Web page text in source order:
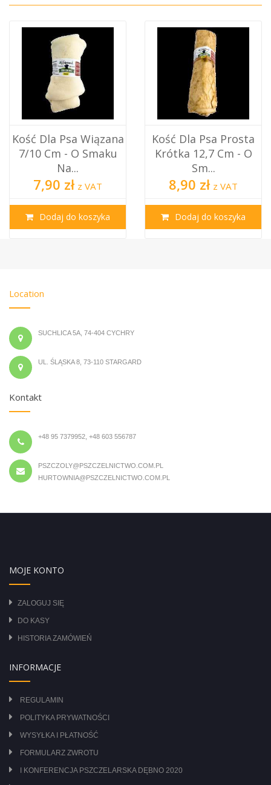
Kość Dla Psa Wiązana
7/10 Cm - O Smaku
Na...
7,90 zł z VAT
Dodaj do koszyka
Kość Dla Psa Prosta
Krótka 12,7 Cm - O
Sm...
8,90 zł z VAT
Dodaj do koszyka
Location
SUCHLICA 5A, 74-404 CYCHRY
UL. ŚLĄSKA 8, 73-110 STARGARD
Kontakt
+48 95 7379952, +48 603 556787
PSZCZOLY@PSZCZELNICTWO.COM.PL
HURTOWNIA@PSZCZELNICTWO.COM.PL
MOJE KONTO
ZALOGUJ SIĘ
DO KASY
HISTORIA ZAMÓWIEŃ
INFORMACJE
REGULAMIN
POLITYKA PRYWATNOŚCI
WYSYŁKA I PŁATNOŚĆ
FORMULARZ ZWROTU
I KONFERENCJA PSZCZELARSKA DĘBNO 2020